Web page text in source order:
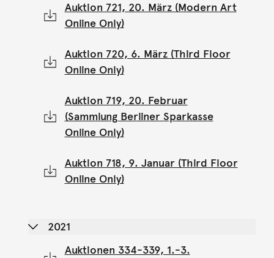
Auktion 721, 20. März (Modern Art
Online Only)
Auktion 720, 6. März (Third Floor
Online Only)
Auktion 719, 20. Februar
(Sammlung Berliner Sparkasse
Online Only)
Auktion 718, 9. Januar (Third Floor
Online Only)
2021
Auktionen 334-339, 1.-3.